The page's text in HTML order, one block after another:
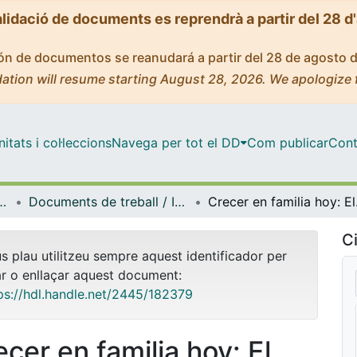
de documents es reprendrà a partir del 28
de documentos se reanudará a partir del 28 de agosto
will resume starting August 28, 2026. We
i col·leccionsNavega per tot el DD Com publicar
i la Joventut (GRISIJ) Documents de treball / Informes (Grup de Recerca sobre Intervencions Socioeducatives en la Infància i la Joventut (GRISIJ))
plau utilitzeu sempre aquest identificador per
o enllaçar aquest document:
hdl.handle.net/2445/182379